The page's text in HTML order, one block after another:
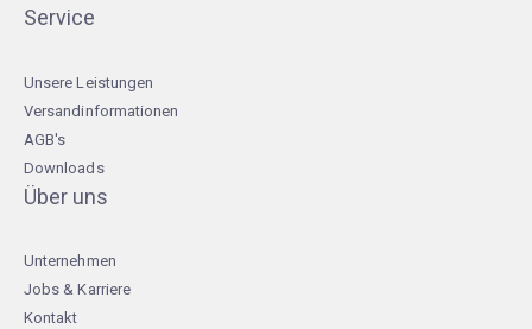
Service
Unsere Leistungen
Versandinformationen
AGB's
Downloads
Über uns
Unternehmen
Jobs & Karriere
Kontakt